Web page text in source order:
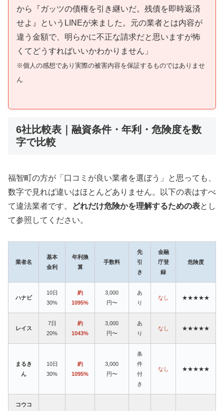
から『ガッツの債権を引き継いだ。残債を即時返済
せよ』というLINEが来ました。元の業者とは内容が
違う金額で、明らかに不正な請求だと思いますが怖
くてどうすればいいかわかりません」
※個人の感想であり実際の被害内容を保証するものではありませ
ん
6社比較表｜融資条件・年利・危険度を数
字で比較
福智町の方が「口コミが良い業者を選ぼう」と思っても、
数字で見れば違いはほとんどありません。以下の表はすべ
て違法業者です。
どれだけ危険かを理解するための表とし
て参照してください。
業者名
基本
金利
年利換
算
手数料
先
引
き
金融
庁登
録
危険度
ハナビ
10日
30%
約
1095%
3,000
円〜
あ
り
なし ★★★★★
レイス
7日
20%
約
1043%
3,000
円〜
あ
り
なし ★★★★★
まるき
ん
10日
30%
約
1095%
3,000
円〜
条
件
付
き
なし ★★★★★
コウコ